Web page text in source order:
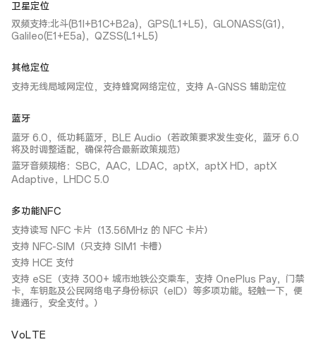
卫星定位
双频支持:北斗(B1I+B1C+B2a)，GPS(L1+L5)，GLONASS(G1)，
Galileo(E1+E5a)，QZSS(L1+L5)
其他定位
支持无线局域网定位，支持蜂窝网络定位，支持 A-GNSS 辅助定位
蓝牙
蓝牙 6.0，低功耗蓝牙，BLE Audio（若政策要求发生变化，蓝牙 6.0
将及时调整适配，确保符合最新政策规范）
蓝牙音频规格：SBC，AAC，LDAC，aptX，aptX HD，aptX
Adaptive，LHDC 5.0
多功能NFC
支持读写 NFC 卡片（13.56MHz 的 NFC 卡片）
支持 NFC-SIM（只支持 SIM1 卡槽）
支持 HCE 支付
支持 eSE（支持 300+ 城市地铁公交乘车，支持 OnePlus Pay，门禁
卡，车钥匙及公民网络电子身份标识（eID）等多项功能。轻触一下，便
捷通行，安全支付。）
VoLTE